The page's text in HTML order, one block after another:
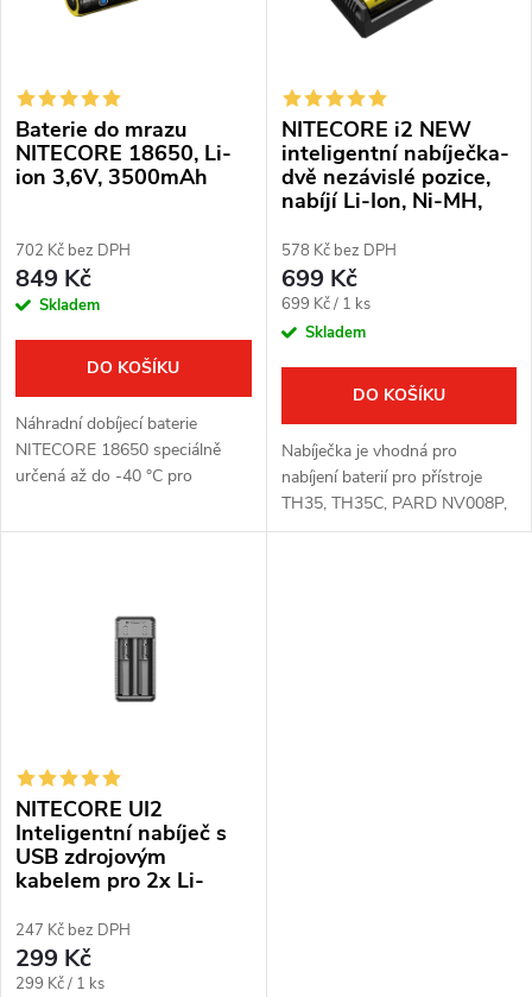
p
r
d
u
t
ů
s
p
r
o
d
u
k
t
ů
Baterie do mrazu
NITECORE 18650, Li-
ion 3,6V, 3500mAh
702 Kč bez DPH
849 Kč
Skladem
DO KOŠÍKU
Náhradní dobíjecí baterie
NITECORE 18650 speciálně
určená až do -40 °C pro
Gryphon, Panther, Falcon a
NITECORE i2 NEW
inteligentní nabíječka-
dvě nezávislé pozice,
nabíjí Li-Ion, Ni-MH,
578 Kč bez DPH
699 Kč
Měrná
cena:
699 Kč / 1 ks
Skladem
DO KOŠÍKU
Nabíječka je vhodná pro
nabíjení baterií pro přístroje
TH35, TH35C, PARD NV008P,
PARD NV007A, PARD NV019
NITECORE UI2
Inteligentní nabíječ s
USB zdrojovým
kabelem pro 2x Li-
247 Kč bez DPH
299 Kč
Měrná
299 Kč / 1 ks